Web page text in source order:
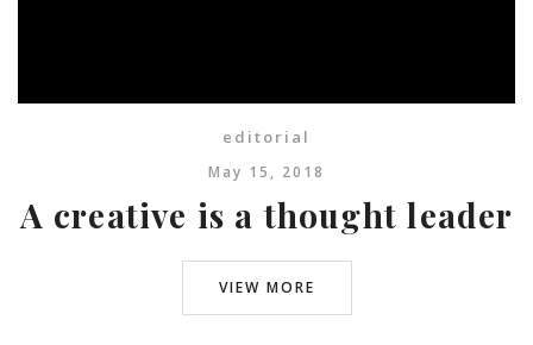
editorial
May 15, 2018
A creative is a thought leader
VIEW MORE